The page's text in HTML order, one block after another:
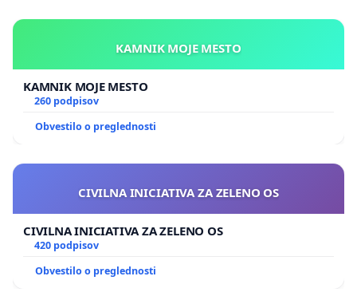
KAMNIK MOJE MESTO
KAMNIK MOJE MESTO
260 podpisov
Obvestilo o preglednosti
CIVILNA INICIATIVA ZA ZELENO OS
CIVILNA INICIATIVA ZA ZELENO OS
420 podpisov
Obvestilo o preglednosti